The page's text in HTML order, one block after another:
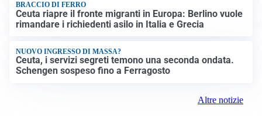
BRACCIO DI FERRO
Ceuta riapre il fronte migranti in Europa: Berlino vuole
rimandare i richiedenti asilo in Italia e Grecia
NUOVO INGRESSO DI MASSA?
Ceuta, i servizi segreti temono una seconda ondata.
Schengen sospeso fino a Ferragosto
Altre notizie